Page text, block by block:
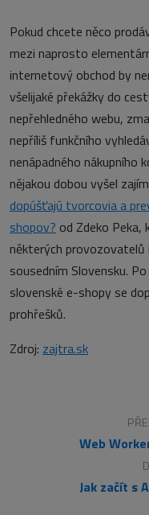
Pokud chcete něco
mezi naprosto
internetový obchod by
všelijaké překážky do
nepřehledného webu,
nepříliš funkčního
nenápadného nákupního
nějakou dobou vyšel
dopúšťajú tvorcovia a
shopov? od Zdeko Peka,
některých
sousedním Slovensku.
slovenské e-shopy se
prohřešků.
Zdroj: zajtra.sk